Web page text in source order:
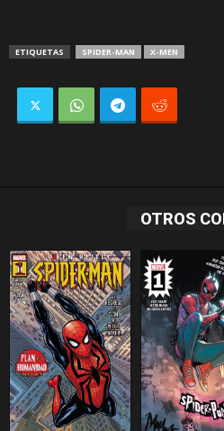
ETIQUETAS SPIDER-MAN X-MEN
OTROS